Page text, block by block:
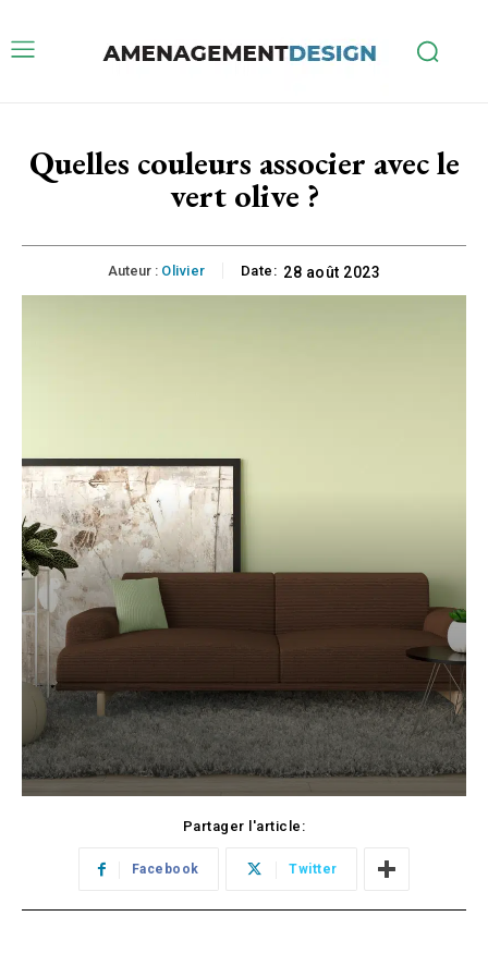
Quelles couleurs associer avec le
vert olive ?
Auteur : Olivier Date: 28 août 2023
Partager l'article:
Facebook Twitter